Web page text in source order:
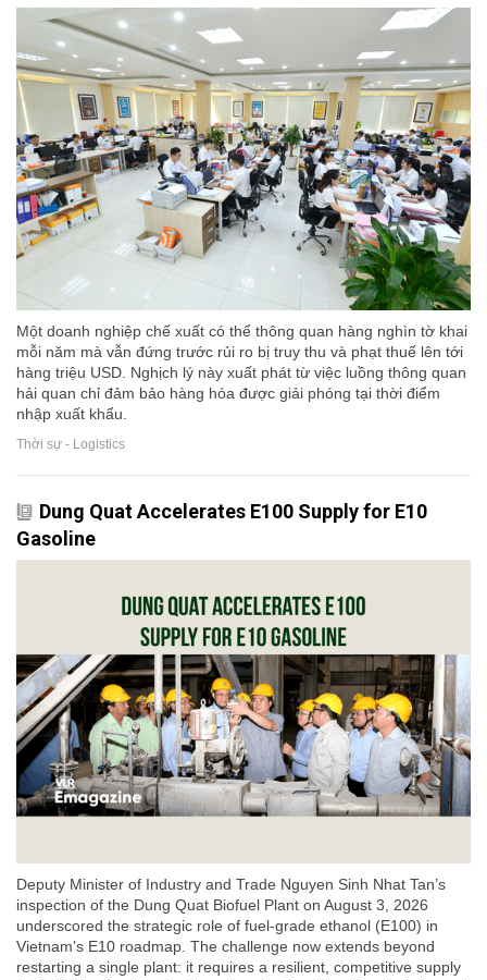
Một doanh nghiệp chế xuất có thể thông quan hàng nghìn tờ khai
mỗi năm mà vẫn đứng trước rủi ro bị truy thu và phạt thuế lên tới
hàng triệu USD. Nghịch lý này xuất phát từ việc luồng thông quan
hải quan chỉ đảm bảo hàng hóa được giải phóng tại thời điểm
nhập xuất khẩu.
Thời sự - Logistics
Dung Quat Accelerates E100 Supply for E10
Gasoline
Deputy Minister of Industry and Trade Nguyen Sinh Nhat Tan’s
inspection of the Dung Quat Biofuel Plant on August 3, 2026
underscored the strategic role of fuel-grade ethanol (E100) in
Vietnam’s E10 roadmap. The challenge now extends beyond
restarting a single plant: it requires a resilient, competitive supply